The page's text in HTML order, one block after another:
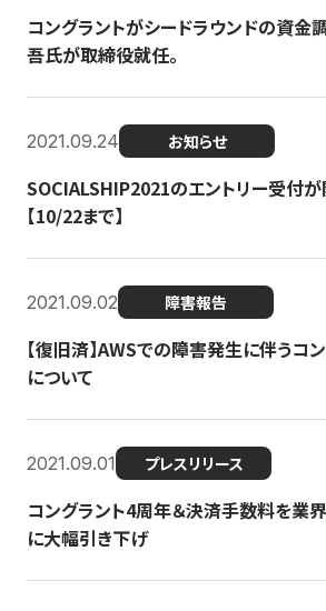
コングラントがシードラウンドの資金
吾氏が取締役就任。
2021.09.24 お知らせ
SOCIALSHIP2021のエントリー受付が
【10/22まで】
2021.09.02 障害報告
【復旧済】AWSでの障害発生に伴うコ
について
2021.09.01 プレスリリース
コングラント4周年＆決済手数料を業
に大幅引き下げ